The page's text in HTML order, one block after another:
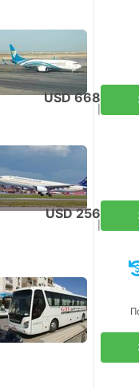
USD 668
на
USD 256
на